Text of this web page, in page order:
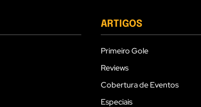
ARTIGOS
Primeiro Gole
Reviews
Cobertura de Eventos
Especiais